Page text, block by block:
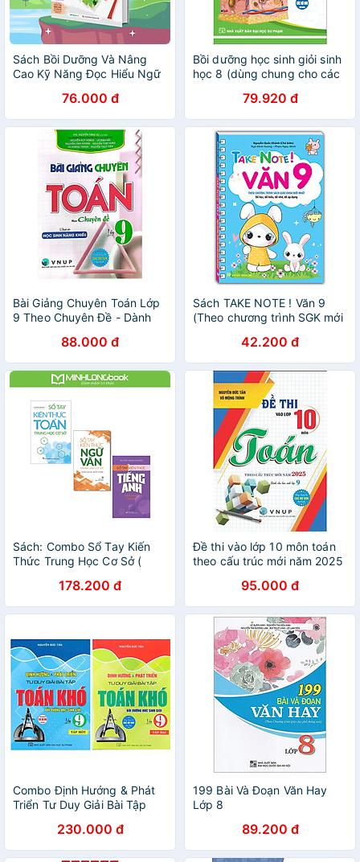
Sách Bồi Dưỡng Và Nâng
Cao Kỹ Năng Đọc Hiểu Ngữ
76.000 đ
Bồi dưỡng học sinh giỏi sinh
học 8 (dùng chung cho các
79.920 đ
Bài Giảng Chuyên Toán Lớp
9 Theo Chuyên Đề - Dành
88.000 đ
Sách TAKE NOTE ! Văn 9
(Theo chương trình SGK mới
42.200 đ
Sách: Combo Sổ Tay Kiến
Thức Trung Học Cơ Sở (
178.200 đ
Đề thi vào lớp 10 môn toán
theo cấu trúc mới năm 2025
95.000 đ
Combo Định Hướng & Phát
Triển Tư Duy Giải Bài Tập
Bồi dưỡng HSG) (HA-MK)
230.000 đ
199 Bài Và Đoạn Văn Hay
Lớp 8
89.200 đ